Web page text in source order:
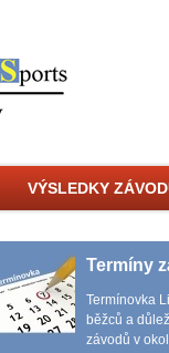
VÝSLEDKY
Termíny
Termínovka
běžců a
závodů v